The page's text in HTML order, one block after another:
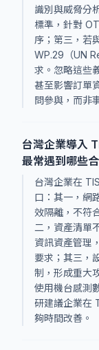
識別與威脅分
標準，針對
序；第三，若
WP.29（UN
求。忽略這些
甚至影響訂單
問參與，而非
台灣企業導入
最常遇到哪些
台灣企業在
口：其一，網
效隔離，不符
二，資產清單
資訊資產管理
要求；其三，
制，形成重大
使用機台感測
研建議企業在
夠時間改善。